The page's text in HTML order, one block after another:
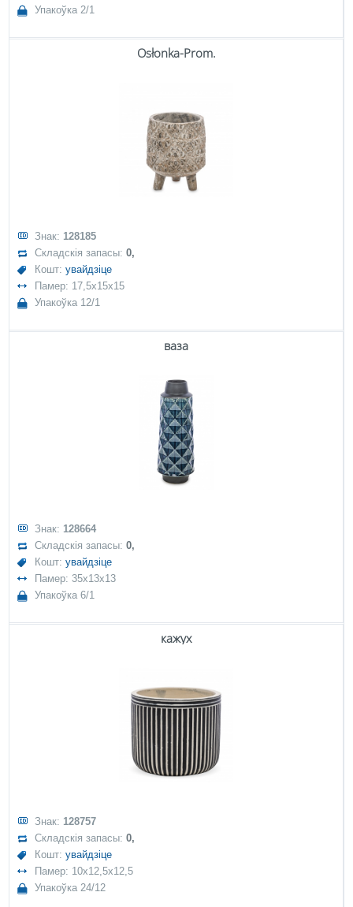
Упакоўка 2/1
Osłonka-Prom.
Знак: 128185
Складскія запасы:0,
Кошт:увайдзіце
Памер: 17,5x15x15
Упакоўка 12/1
ваза
Знак: 128664
Складскія запасы:0,
Кошт:увайдзіце
Памер: 35x13x13
Упакоўка 6/1
кажух
Знак: 128757
Складскія запасы:0,
Кошт:увайдзіце
Памер: 10x12,5x12,5
Упакоўка 24/12